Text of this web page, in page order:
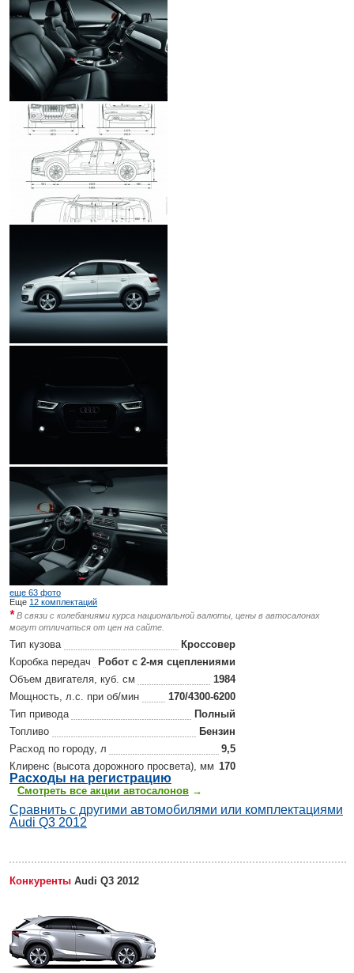
еще 63 фото
Еще 12 комплектаций
*В связи с колебаниями курса национальной валюты, цены в автосалонах
могут отличаться от цен на сайте.
Тип кузова
Кроссовер
Коробка передач
Робот с 2-мя сцеплениями
Объем двигателя, куб. см
1984
Мощность, л.с. при об/мин
170/4300-6200
Тип привода
Полный
Топливо
Бензин
Расход по городу, л
9,5
Клиренс (высота дорожного просвета), мм 170
Расходы на регистрацию
Смотреть все акции автосалонов →
Сравнить с другими автомобилями или комплектациями
Audi Q3 2012
Конкуренты Audi Q3 2012